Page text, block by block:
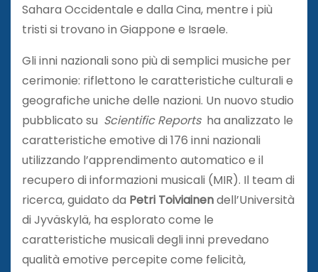
Sahara Occidentale e dalla Cina, mentre i più
tristi si trovano in Giappone e Israele.
Gli inni nazionali sono più di semplici musiche per
cerimonie: riflettono le caratteristiche culturali e
geografiche uniche delle nazioni. Un nuovo studio
pubblicato su Scientific Reportsha analizzato le
caratteristiche emotive di 176 inni nazionali
utilizzando l’apprendimento automatico e il
recupero di informazioni musicali (MIR). Il team di
ricerca, guidato da Petri Toiviainendell’Università
di Jyväskylä, ha esplorato come le
caratteristiche musicali degli inni prevedano
qualità emotive percepite come felicità,